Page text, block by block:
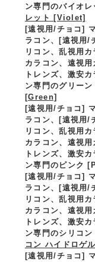
ン専門のバイオ
レット [Violet]
[遠視用/チョコ]
ラコン、
[遠視用/
リコン、乱視用
カラコン、遠視
トレンズ、激安
ン専門のグリー
[Green]
[遠視用/チョコ]
ラコン、
[遠視用/
リコン、乱視用
カラコン、遠視
トレンズ、激安
ン専門のピンク
[遠視用/チョコ]
ラコン、
[遠視用/
リコン、乱視用
カラコン、遠視
トレンズ、激安
ン専門のシリコ
コン ハイドロゲル
[遠視用/チョコ]